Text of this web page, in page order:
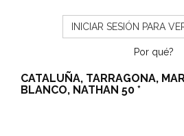
INICIAR SESIÓN PARA
Por qué?
CATALUÑA, TARRAGONA,
BLANCO, NATHAN 50 *